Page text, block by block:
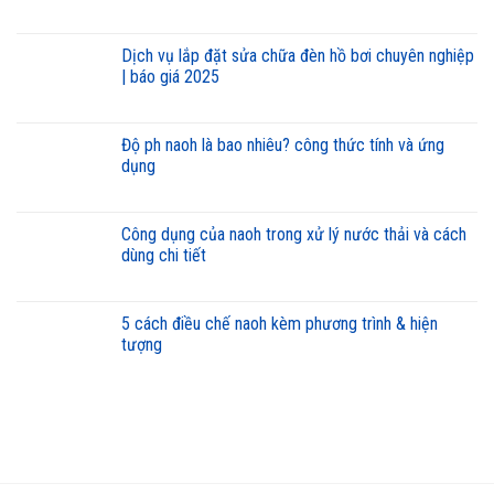
dịch vụ lắp đặt sửa chữa đèn hồ bơi chuyên nghiệp
| báo giá 2025
độ ph naoh là bao nhiêu? công thức tính và ứng
dụng
công dụng của naoh trong xử lý nước thải và cách
dùng chi tiết
5 cách điều chế naoh kèm phương trình & hiện
tượng